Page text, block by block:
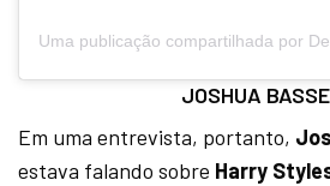
JOSHUA
Em uma entrevista, portanto,
estava falando sobre Harry